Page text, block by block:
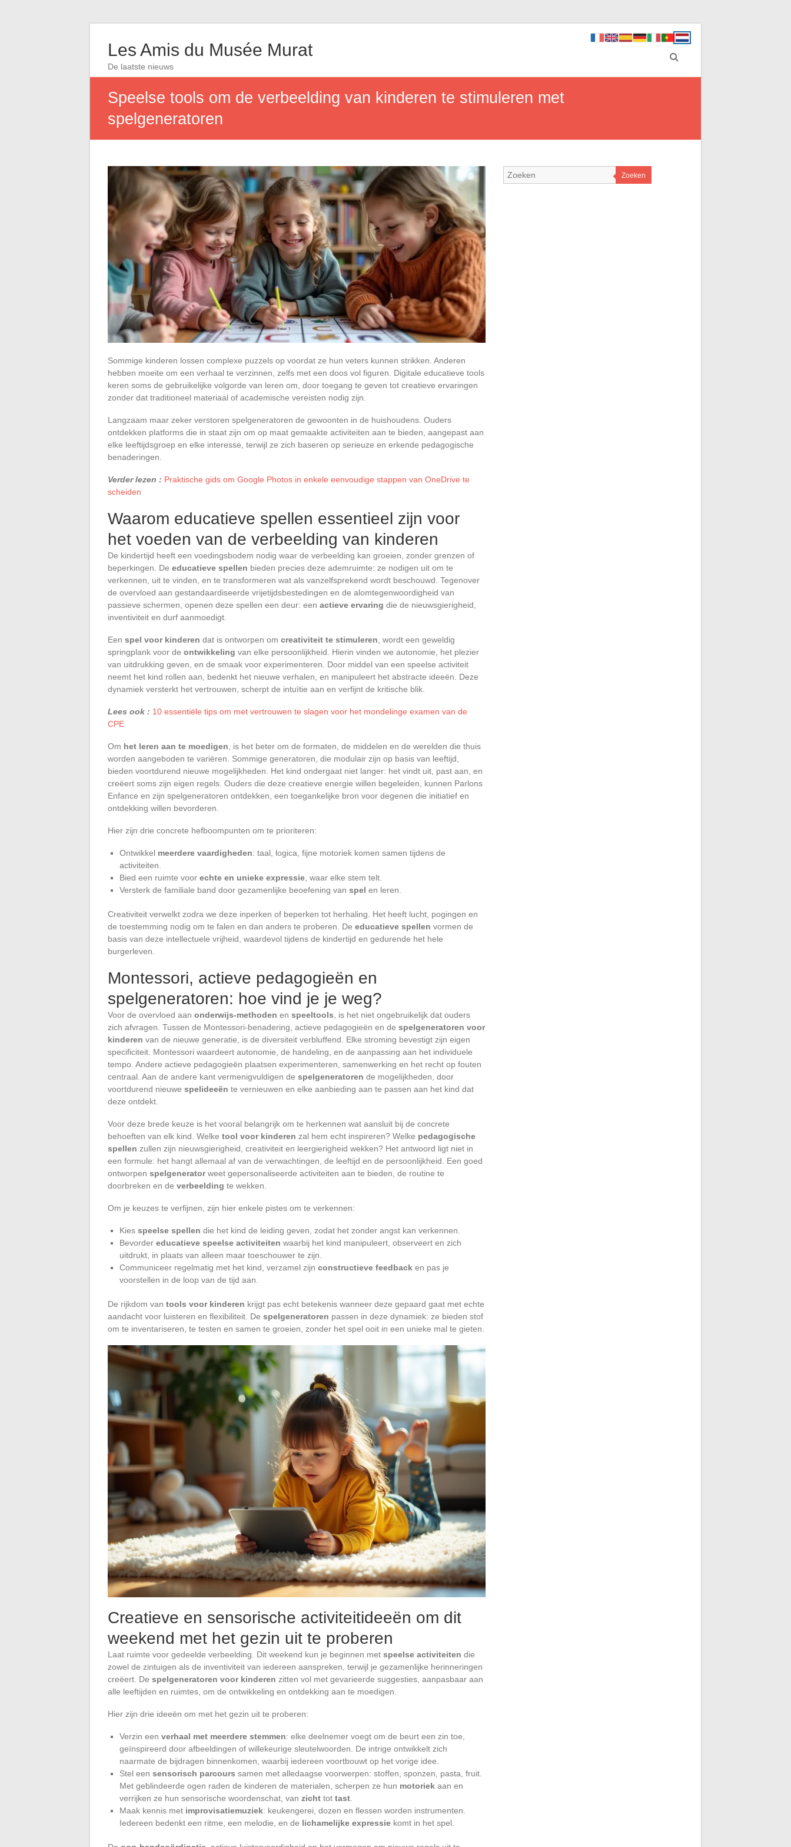
Les Amis du Musée Murat
De laatste nieuws
Speelse tools om de verbeelding van kinderen te stimuleren met
spelgeneratoren
Sommige kinderen lossen complexe puzzels op voordat ze hun veters kunnen strikken. Anderen
hebben moeite om een verhaal te verzinnen, zelfs met een doos vol figuren. Digitale educatieve tools
keren soms de gebruikelijke volgorde van leren om, door toegang te geven tot creatieve ervaringen
zonder dat traditioneel materiaal of academische vereisten nodig zijn.
Langzaam maar zeker verstoren spelgeneratoren de gewoonten in de huishoudens. Ouders
ontdekken platforms die in staat zijn om op maat gemaakte activiteiten aan te bieden, aangepast aan
elke leeftijdsgroep en elke interesse, terwijl ze zich baseren op serieuze en erkende pedagogische
benaderingen.
Verder lezen : Praktische gids om Google Photos in enkele eenvoudige stappen van OneDrive te
scheiden
Waarom educatieve spellen essentieel zijn voor
het voeden van de verbeelding van kinderen
De kindertijd heeft een voedingsbodem nodig waar de verbeelding kan groeien, zonder grenzen of
beperkingen. De educatieve spellen bieden precies deze ademruimte: ze nodigen uit om te
verkennen, uit te vinden, en te transformeren wat als vanzelfsprekend wordt beschouwd. Tegenover
de overvloed aan gestandaardiseerde vrijetijdsbestedingen en de alomtegenwoordigheid van
passieve schermen, openen deze spellen een deur: een actieve ervaring die de nieuwsgierigheid,
inventiviteit en durf aanmoedigt.
Een spel voor kinderen dat is ontworpen om creativiteit te stimuleren , wordt een geweldig
springplank voor de ontwikkeling van elke persoonlijkheid. Hierin vinden we autonomie, het plezier
van uitdrukking geven, en de smaak voor experimenteren. Door middel van een speelse activiteit
neemt het kind rollen aan, bedenkt het nieuwe verhalen, en manipuleert het abstracte ideeën. Deze
dynamiek versterkt het vertrouwen, scherpt de intuïtie aan en verfijnt de kritische blik.
Lees ook : 10 essentiële tips om met vertrouwen te slagen voor het mondelinge examen van de
CPE
Om het leren aan te moedigen , is het beter om de formaten, de middelen en de werelden die thuis
worden aangeboden te variëren. Sommige generatoren, die modulair zijn op basis van leeftijd,
bieden voortdurend nieuwe mogelijkheden. Het kind ondergaat niet langer: het vindt uit, past aan, en
creëert soms zijn eigen regels. Ouders die deze creatieve energie willen begeleiden, kunnen Parlons
Enfance en zijn spelgeneratoren ontdekken, een toegankelijke bron voor degenen die initiatief en
ontdekking willen bevorderen.
Hier zijn drie concrete hefboompunten om te prioriteren:
Ontwikkel meerdere vaardigheden: taal, logica, fijne motoriek komen samen tijdens de
activiteiten.
Bied een ruimte voor echte en unieke expressie , waar elke stem telt.
Versterk de familiale band door gezamenlijke beoefening van spel en leren.
Creativiteit verwelkt zodra we deze inperken of beperken tot herhaling. Het heeft lucht, pogingen en
de toestemming nodig om te falen en dan anders te proberen. De educatieve spellen vormen de
basis van deze intellectuele vrijheid, waardevol tijdens de kindertijd en gedurende het hele
burgerleven.
Montessori, actieve pedagogieën en
spelgeneratoren: hoe vind je je weg?
Voor de overvloed aan onderwijs-methoden en speeltools , is het niet ongebruikelijk dat ouders
zich afvragen. Tussen de Montessori-benadering, actieve pedagogieën en de spelgeneratoren voor
kinderen van de nieuwe generatie, is de diversiteit verbluffend. Elke stroming bevestigt zijn eigen
specificiteit. Montessori waardeert autonomie, de handeling, en de aanpassing aan het individuele
tempo. Andere actieve pedagogieën plaatsen experimenteren, samenwerking en het recht op fouten
centraal. Aan de andere kant vermenigvuldigen de spelgeneratoren de mogelijkheden, door
voortdurend nieuwe spelideeën te vernieuwen en elke aanbieding aan te passen aan het kind dat
deze ontdekt.
Voor deze brede keuze is het vooral belangrijk om te herkennen wat aansluit bij de concrete
behoeften van elk kind. Welke tool voor kinderen zal hem echt inspireren? Welke pedagogische
spellen zullen zijn nieuwsgierigheid, creativiteit en leergierigheid wekken? Het antwoord ligt niet in
een formule: het hangt allemaal af van de verwachtingen, de leeftijd en de persoonlijkheid. Een goed
ontworpen spelgeneratorweet gepersonaliseerde activiteiten aan te bieden, de routine te
doorbreken en de verbeelding te wekken.
Om je keuzes te verfijnen, zijn hier enkele pistes om te verkennen:
Kies speelse spellen die het kind de leiding geven, zodat het zonder angst kan verkennen.
Bevorder educatieve speelse activiteiten waarbij het kind manipuleert, observeert en zich
uitdrukt, in plaats van alleen maar toeschouwer te zijn.
Communiceer regelmatig met het kind, verzamel zijn constructieve feedback en pas je
voorstellen in de loop van de tijd aan.
De rijkdom van tools voor kinderen krijgt pas echt betekenis wanneer deze gepaard gaat met echte
aandacht voor luisteren en flexibiliteit. De spelgeneratoren passen in deze dynamiek: ze bieden stof
om te inventariseren, te testen en samen te groeien, zonder het spel ooit in een unieke mal te gieten.
Creatieve en sensorische activiteitideeën om dit
weekend met het gezin uit te proberen
Laat ruimte voor gedeelde verbeelding. Dit weekend kun je beginnen met speelse activiteiten die
zowel de zintuigen als de inventiviteit van iedereen aanspreken, terwijl je gezamenlijke herinneringen
creëert. De spelgeneratoren voor kinderen zitten vol met gevarieerde suggesties, aanpasbaar aan
alle leeftijden en ruimtes, om de ontwikkeling en ontdekking aan te moedigen.
Hier zijn drie ideeën om met het gezin uit te proberen:
Verzin een verhaal met meerdere stemmen: elke deelnemer voegt om de beurt een zin toe,
geïnspireerd door afbeeldingen of willekeurige sleutelwoorden. De intrige ontwikkelt zich
naarmate de bijdragen binnenkomen, waarbij iedereen voortbouwt op het vorige idee.
Stel een sensorisch parcours samen met alledaagse voorwerpen: stoffen, sponzen, pasta, fruit.
Met geblindeerde ogen raden de kinderen de materialen, scherpen ze hun motoriek aan en
verrijken ze hun sensorische woordenschat, van zicht tot tast
Maak kennis met improvisatiemuziek: keukengerei, dozen en flessen worden instrumenten.
Iedereen bedenkt een ritme, een melodie, en de lichamelijke expressie komt in het spel.
Zoeken